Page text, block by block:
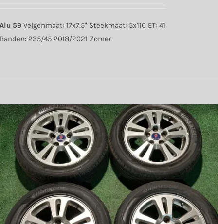
Alu 59 Velgenmaat: 17x7.5" Steekmaat: 5x110 ET: 41
Banden: 235/45 2018/2021 Zomer